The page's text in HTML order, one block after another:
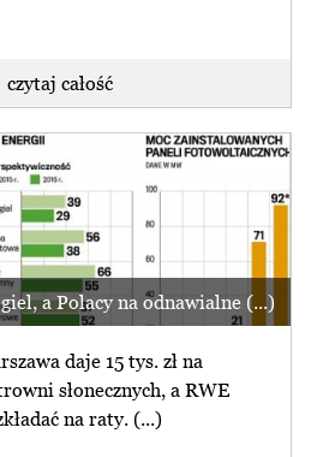
czytaj całość
a Polacy na odnawialne (...)
daje 15 tys. zł na
słonecznych, a RWE
na raty. (...)